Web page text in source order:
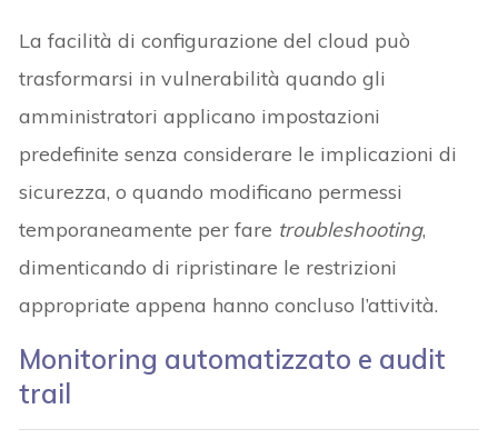
La facilità di configurazione del cloud può
trasformarsi in vulnerabilità quando gli
amministratori applicano impostazioni
predefinite senza considerare le implicazioni di
sicurezza, o quando modificano permessi
temporaneamente per fare troubleshooting,
dimenticando di ripristinare le restrizioni
appropriate appena hanno concluso l’attività.
Monitoring automatizzato e audit
trail